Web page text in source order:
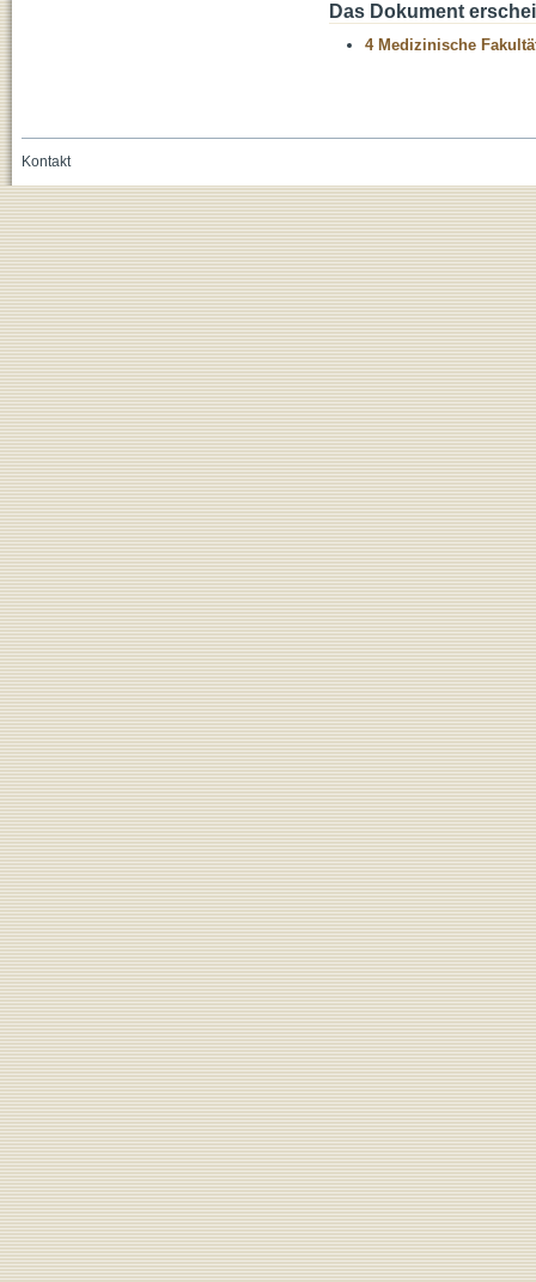
Das Dokument
4 Medizinische
Kontakt